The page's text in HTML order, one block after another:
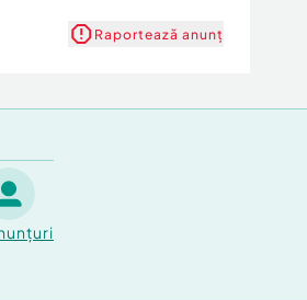
Raportează anunț